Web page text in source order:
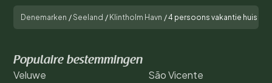
Denemarken /Seeland / Klintholm Havn /4 persoons vakantie huis in
Populaire bestemmingen
Veluwe
São Vicente